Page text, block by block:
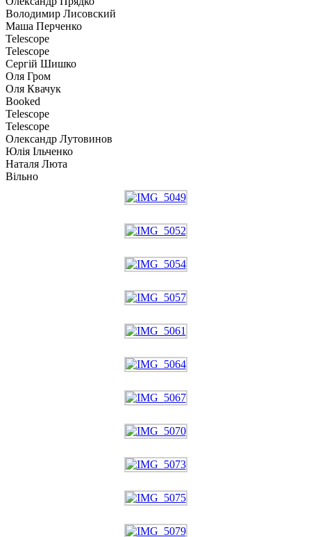
Вoлoдимир Лисовский
Маша Перченко
Telescope
Telescope
Сергій Шишко
Оля Гром
Оля Квачук
Booked
Telescope
Telescope
Олександр Лутовинов
Юлія Ільченко
Наталя Люта
Вiльно